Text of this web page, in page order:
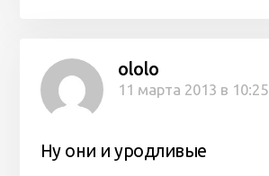
ololo
11 марта 2013 в 10:25
Ну они и уродливые